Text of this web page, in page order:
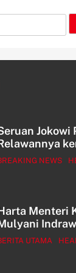
Jokowi
NEWS
Menteri
Usai
UTAMA